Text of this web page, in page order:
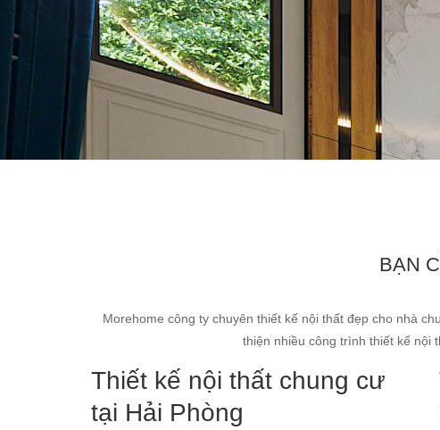
BẠN
Morehome công ty chuyên thiết kế nội thất đẹp cho nhà
thiện nhiều công trình thiết kế nội
Thiết kế nội thất chung cư
tại Hải Phòng